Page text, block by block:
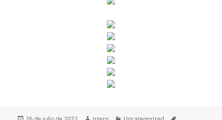
Publicado Autor Categorías